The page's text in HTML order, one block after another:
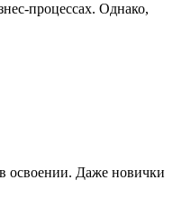
процессах. Однако,
освоении. Даже новички